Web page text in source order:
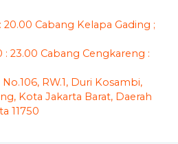
20.00 Cabang Kelapa Gading ;
: 23.00 Cabang Cengkareng :
RW.1, Duri Kosambi,
Kota Jakarta Barat, Daerah
11750